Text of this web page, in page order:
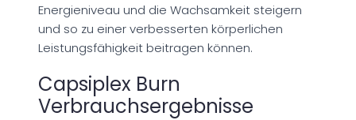
Energieniveau und die Wachsamkeit steigern
und so zu einer verbesserten körperlichen
Leistungsfähigkeit beitragen können.
Capsiplex Burn
Verbrauchsergebnisse